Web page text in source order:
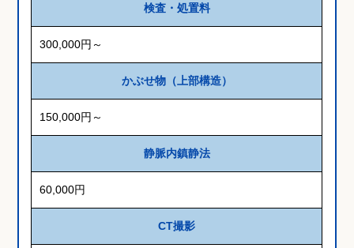
検査・処置料
300,000円～
かぶせ物（上部構造）
150,000円～
静脈内鎮静法
60,000円
CT撮影